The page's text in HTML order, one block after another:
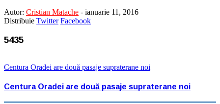
Autor: Cristian Matache - ianuarie 11, 2016
Distribuie Twitter Facebook
5435
Centura Oradei are două pasaje supraterane noi
Centura Oradei are două pasaje supraterane noi